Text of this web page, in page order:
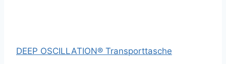
DEEP OSCILLATION® Transporttasche